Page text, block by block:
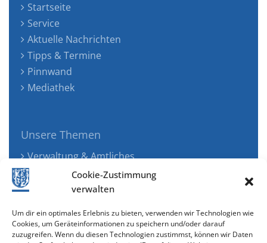
Cookie-Zustimmung
verwalten
Um dir ein optimales Erlebnis zu bieten, verwenden wir Technologien wie
Cookies, um Geräteinformationen zu speichern und/oder darauf
zuzugreifen. Wenn du diesen Technologien zustimmst, können wir Daten
Startseite
Service
Aktuelle Nachrichten
Tipps & Termine
Pinnwand
Mediathek
Unsere Themen
Verwaltung & Amtliches
Jugend, Familie & Gesundheit
Tourismus, Freizeit & Ökologie
Wirtschaft & Verkehr
Senioren & Inklusion